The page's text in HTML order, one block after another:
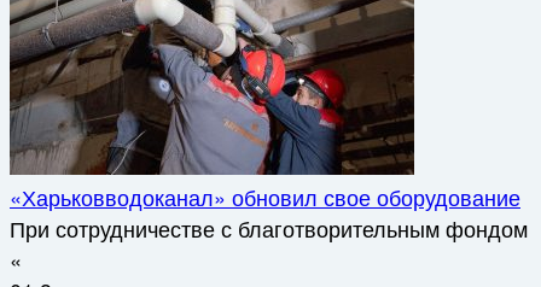
«Харьковводоканал» обновил свое оборудование
При сотрудничестве с благотворительным фондом
«